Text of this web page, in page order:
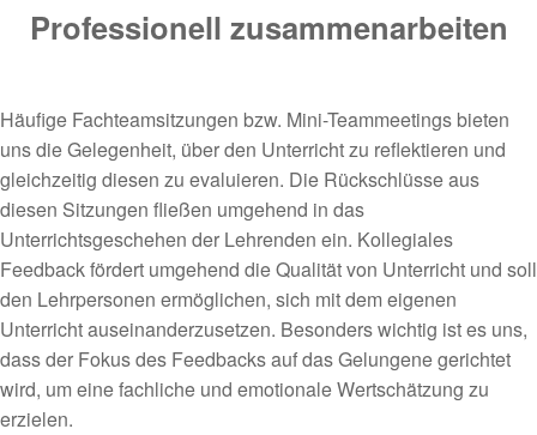
Professionell zusammenarbeiten
Häufige Fachteamsitzungen bzw. Mini-Teammeetings bieten
uns die Gelegenheit, über den Unterricht zu reflektieren und
gleichzeitig diesen zu evaluieren. Die Rückschlüsse aus
diesen Sitzungen fließen umgehend in das
Unterrichtsgeschehen der Lehrenden ein. Kollegiales
Feedback fördert umgehend die Qualität von Unterricht und soll
den Lehrpersonen ermöglichen, sich mit dem eigenen
Unterricht auseinanderzusetzen. Besonders wichtig ist es uns,
dass der Fokus des Feedbacks auf das Gelungene gerichtet
wird, um eine fachliche und emotionale Wertschätzung zu
erzielen.